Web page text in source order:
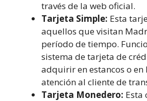
través de la web oficial.
Tarjeta Simple: Esta
aquellos que visitan
período de tiempo.
sistema de tarjeta de
adquirir en estancos o en
atención al cliente de
Tarjeta Monedero: Esta